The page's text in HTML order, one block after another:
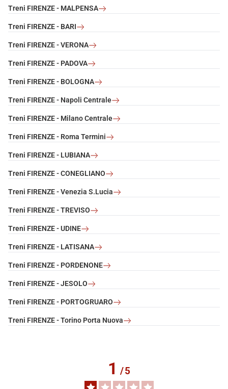
Treni FIRENZE - MALPENSA
Treni FIRENZE - BARI
Treni FIRENZE - VERONA
Treni FIRENZE - PADOVA
Treni FIRENZE - BOLOGNA
Treni FIRENZE - Napoli Centrale
Treni FIRENZE - Milano Centrale
Treni FIRENZE - Roma Termini
Treni FIRENZE - LUBIANA
Treni FIRENZE - CONEGLIANO
Treni FIRENZE - Venezia S.Lucia
Treni FIRENZE - TREVISO
Treni FIRENZE - UDINE
Treni FIRENZE - LATISANA
Treni FIRENZE - PORDENONE
Treni FIRENZE - JESOLO
Treni FIRENZE - PORTOGRUARO
Treni FIRENZE - Torino Porta Nuova
1/5